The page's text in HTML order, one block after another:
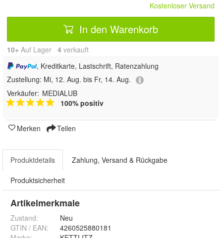
Kostenloser Versand
In den Warenkorb
10+ Auf Lager 4 verkauft
, Kreditkarte, Lastschrift, Ratenzahlung
Zustellung: Mi, 12. Aug. bis Fr, 14. Aug.
Verkäufer: MEDIALUB
100% positiv
Merken Teilen
Produktdetails Zahlung, Versand & Rückgabe
Produktsicherheit
Artikelmerkmale
Zustand:
Neu
GTIN / EAN:
4260525880181